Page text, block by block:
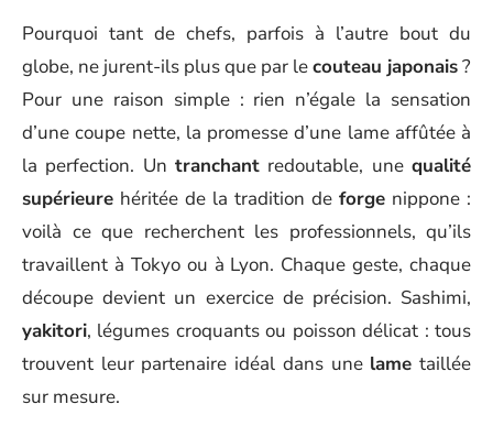
Pourquoi tant de chefs, parfois à l’autre bout du
globe, ne jurent-ils plus que par lecouteau japonais?
Pour une raison simple : rien n’égale la sensation
d’une coupe nette, la promesse d’une lame affûtée à
la perfection. Un tranchant redoutable, une qualité
supérieure héritée de la tradition de forge nippone :
voilà ce que recherchent les professionnels, qu’ils
travaillent à Tokyo ou à Lyon. Chaque geste, chaque
découpe devient un exercice de précision. Sashimi,
yakitori, légumes croquants ou poisson délicat : tous
trouvent leur partenaire idéal dans une lame taillée
sur mesure.